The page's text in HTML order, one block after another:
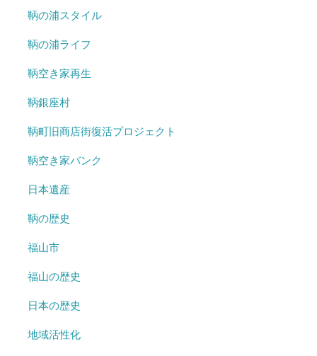
鞆の浦スタイル
鞆の浦ライフ
鞆空き家再生
鞆銀座村
鞆町旧商店街復活プロジェクト
鞆空き家バンク
日本遺産
鞆の歴史
福山市
福山の歴史
日本の歴史
地域活性化